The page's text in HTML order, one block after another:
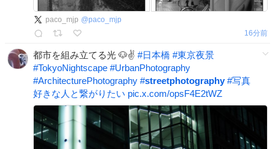
paco_mjp @paco_mjp
16分前
都市を組み立てる光 🐶✌️ #日本橋 #東京夜景
#TokyoNightscape #UrbanPhotography
#ArchitecturePhotography #streetphotography #写真
好きな人と繋がりたい pic.x.com/opsF4E2tWZ